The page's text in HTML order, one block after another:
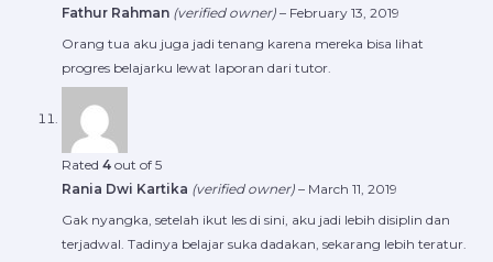
Fathur Rahman (verified owner) – February 13, 2019
Orang tua aku juga jadi tenang karena mereka bisa lihat
progres belajarku lewat laporan dari tutor.
Rated 4 out of 5
Rania Dwi Kartika (verified owner) – March 11, 2019
Gak nyangka, setelah ikut les di sini, aku jadi lebih disiplin dan
terjadwal. Tadinya belajar suka dadakan, sekarang lebih teratur.